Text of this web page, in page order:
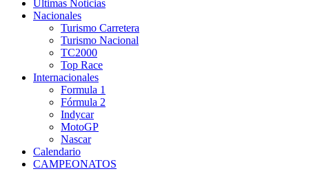
Últimas Noticias
Nacionales
Turismo Carretera
Turismo Nacional
TC2000
Top Race
Internacionales
Formula 1
Fórmula 2
Indycar
MotoGP
Nascar
Calendario
CAMPEONATOS